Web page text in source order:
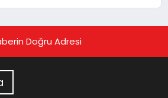
Doğru Adresi